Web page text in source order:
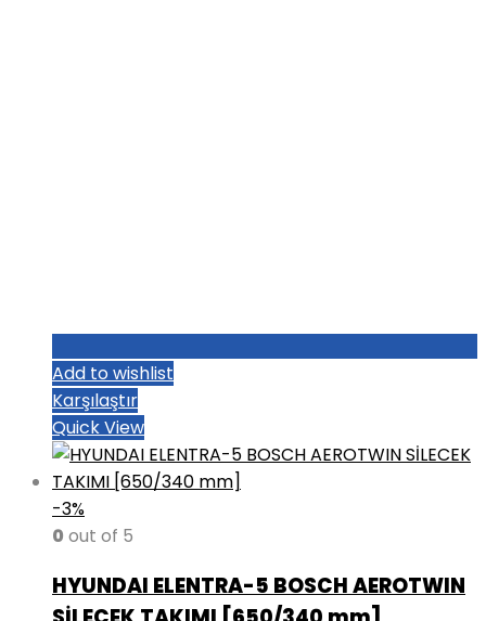
Add to wishlist
Karşılaştır
Quick View
-3%
0 out of 5
HYUNDAI ELENTRA-5 BOSCH AEROTWIN